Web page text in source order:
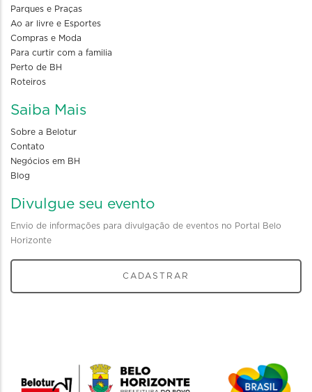
Parques e Praças
Ao ar livre e Esportes
Compras e Moda
Para curtir com a familia
Perto de BH
Roteiros
Saiba Mais
Sobre a Belotur
Contato
Negócios em BH
Blog
Divulgue seu evento
Envio de informações para divulgação de eventos no Portal Belo
Horizonte
CADASTRAR